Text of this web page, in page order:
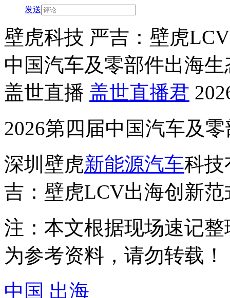
发送
壁虎科技 严吉：壁虎
中国汽车及零部件出海生
盖世直播 盖世直播君
2026第四届中国汽车及
深圳壁虎新能源汽车科技
吉：壁虎LCV出海创新范
注：本文根据现场速记
为参考资料，请勿转载！
中国 出海